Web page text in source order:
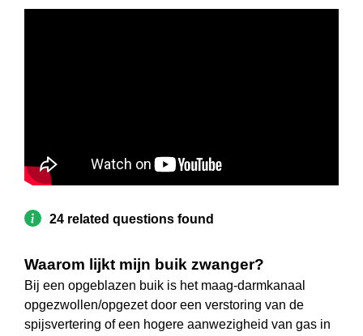
24 related questions found
Waarom lijkt mijn buik zwanger?
Bij een opgeblazen buik is het maag-darmkanaal
opgezwollen/opgezet door een verstoring van de
spijsvertering of een hogere aanwezigheid van gas in